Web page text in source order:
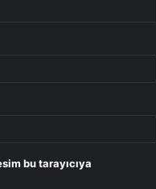
bu tarayıcıya